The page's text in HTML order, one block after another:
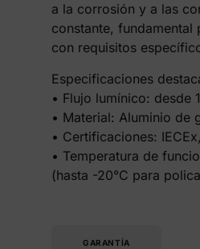
a la corrosión y a las
constante,
con requisitos
Especificaciones
• Flujo lumínico: desde
• Material: Aluminio de
• Certificaciones:
• Temperatura de
(hasta -20°C para
GARANTÍA